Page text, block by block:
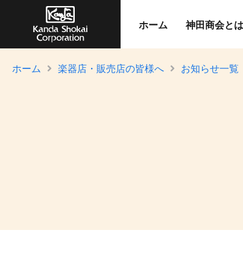
ホーム 神田商会とは
ホーム 楽器店・販売店の皆様へ お知らせ一覧